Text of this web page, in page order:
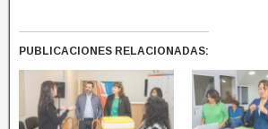
PUBLICACIONES RELACIONADAS: